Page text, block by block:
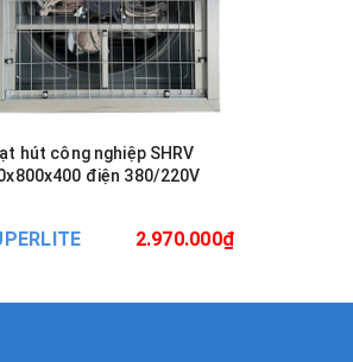
hút công nghiệp SHRV
điện 380/220V
2.970.000₫